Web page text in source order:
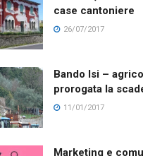
case cantoniere
26/07/2017
Bando Isi –
prorogata la
11/01/2017
Marketing e